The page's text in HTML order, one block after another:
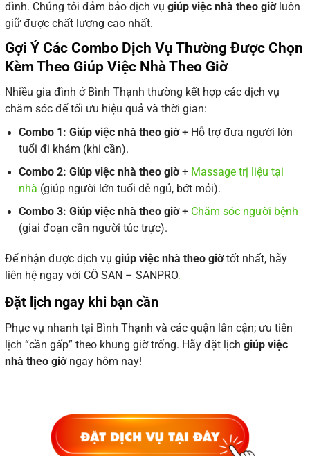
đình. Chúng tôi đảm bảo dịch vụ giúp việc nhà theo giờluôn
giữ được chất lượng cao nhất.
Gợi Ý Các Combo Dịch Vụ Thường Được Chọn
Kèm Theo Giúp Việc Nhà Theo Giờ
Nhiều gia đình ở Bình Thạnh thường kết hợp các dịch vụ
chăm sóc để tối ưu hiệu quả và thời gian:
Combo 1: Giúp việc nhà theo giờ+ Hỗ trợ đưa người lớn
tuổi đi khám (khi cần).
Combo 2: Giúp việc nhà theo giờ+ Massage trị liệu tại
nhà (giúp người lớn tuổi dễ ngủ, bớt mỏi).
Combo 3: Giúp việc nhà theo giờ+ Chăm sóc người bệnh
(giai đoạn cần người túc trực).
Để nhận được dịch vụ giúp việc nhà theo giờtốt nhất, hãy
liên hệ ngay với CÔ SAN – SANPRO.
Đặt lịch ngay khi bạn cần
Phục vụ nhanh tại Bình Thạnh và các quận lân cận; ưu tiên
lịch “cần gấp” theo khung giờ trống. Hãy đặt lịch giúp việc
nhà theo giờngay hôm nay!